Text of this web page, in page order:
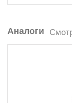
Аналоги